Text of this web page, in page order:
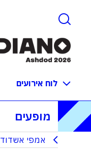
לוח אירועים
מופעים
אמפי אשדוד